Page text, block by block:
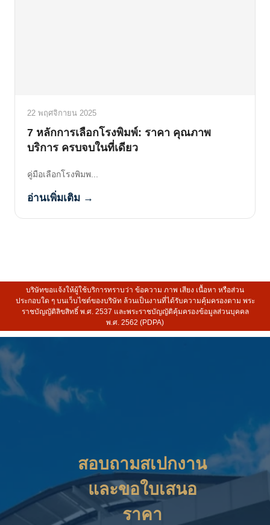
22 พฤศจิกายน 2025
7 หลักการเลือกโรงพิมพ์: ราคา คุณภาพ
บริการ ครบจบในที่เดียว
คู่มือเลือกโรงพิมพ...
อ่านเพิ่มเติม →
บริษัทขอแจ้งให้ผู้ใช้บริการทราบว่า ข้อความ ภาพ เสียง เนื้อหา หรือส่วน
ประกอบใด ๆ บนเว็บไซต์ของบริษัท ล้วนเป็นงานที่ได้รับความคุ้มครองตาม พระ
ราชบัญญัติลิขสิทธิ์ พ.ศ. 2537 และพระราชบัญญัติคุ้มครองข้อมูลส่วนบุคคล
พ.ศ. 2562 (PDPA)
สอบถามสเปกงาน
และขอใบเสนอ
ราคา